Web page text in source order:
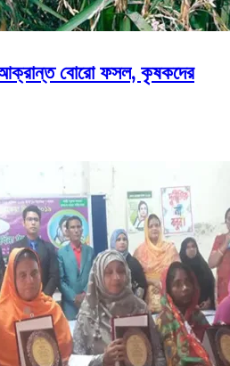
আক্রান্ত বোরো ফসল, কৃষকদের